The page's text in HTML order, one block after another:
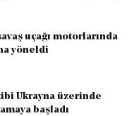
uçağı motorlarında
yöneldi
Ukrayna üzerinde
başladı